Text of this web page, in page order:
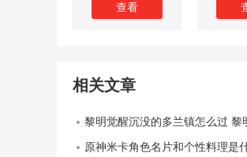
查看
相关文章
黎明觉醒沉没的多兰镇怎么过 黎明
原神米卡角色名片和个性料理是什